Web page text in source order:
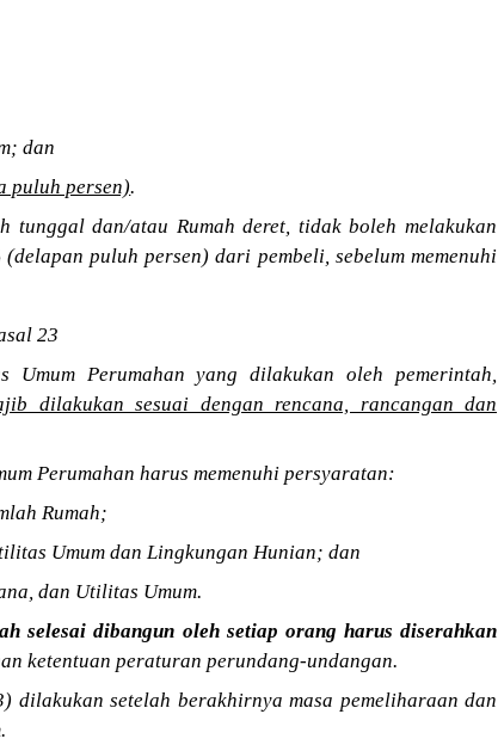
dan
puluh persen).
tunggal dan/atau Rumah deret, tidak boleh melakukan
puluh persen) dari pembeli, sebelum memenuhi
23
Perumahan yang dilakukan oleh pemerintah,
dilakukan sesuai dengan rencana, rancangan dan
Perumahan harus memenuhi persyaratan:
Rumah;
Umum dan Lingkungan Hunian; dan
dan Utilitas Umum.
selesai dibangun oleh setiap orang harus diserahkan
ketentuan peraturan perundang-undangan.
dilakukan setelah berakhirnya masa pemeliharaan dan